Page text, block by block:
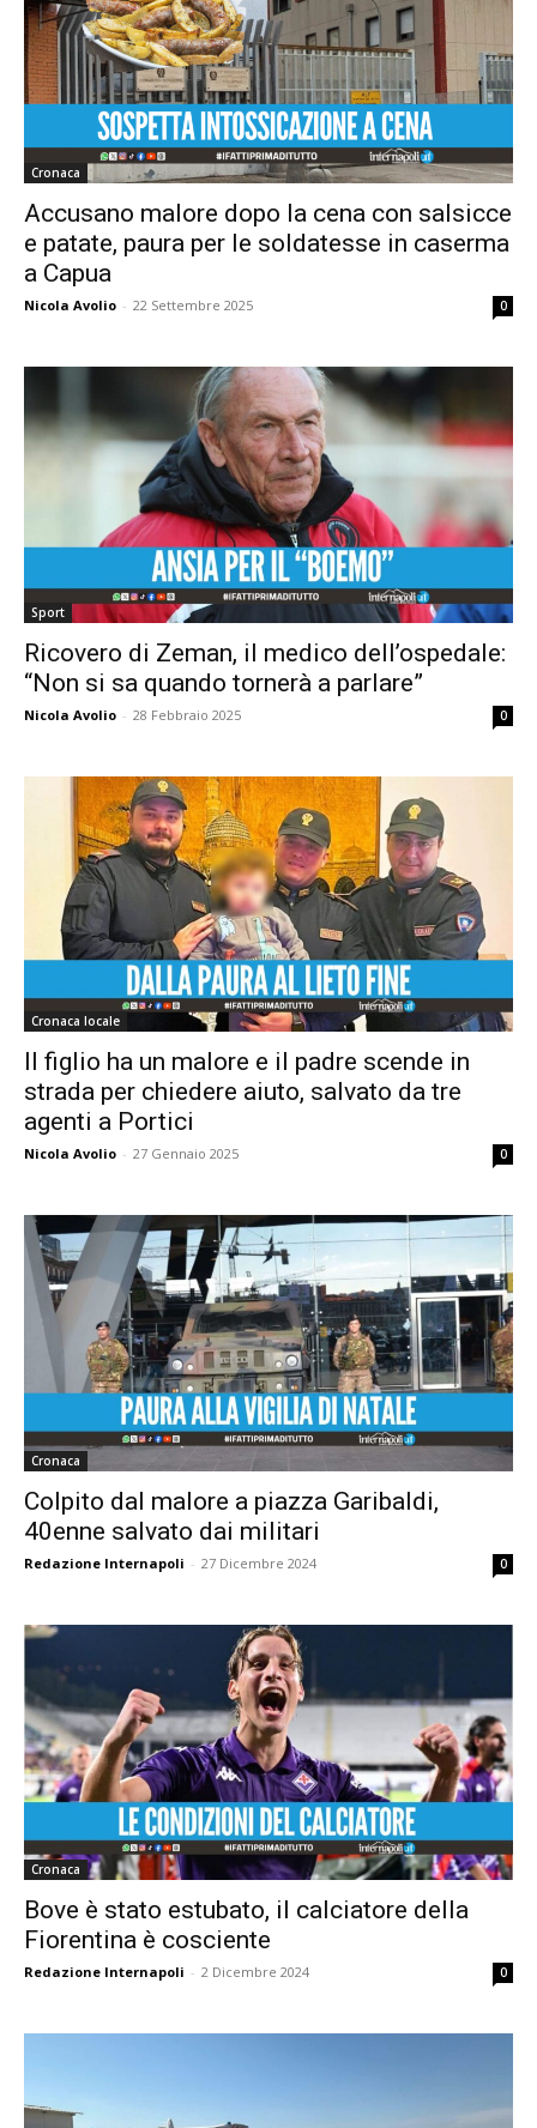
Cronaca
Accusano malore dopo la cena con salsicce
e patate, paura per le soldatesse in caserma
a Capua
Nicola Avolio - 22 Settembre 2025 0
Sport
Ricovero di Zeman, il medico dell’ospedale:
“Non si sa quando tornerà a parlare”
Nicola Avolio - 28 Febbraio 2025 0
Cronaca locale
Il figlio ha un malore e il padre scende in
strada per chiedere aiuto, salvato da tre
agenti a Portici
Nicola Avolio - 27 Gennaio 2025 0
Cronaca
Colpito dal malore a piazza Garibaldi,
40enne salvato dai militari
Redazione Internapoli - 27 Dicembre 2024 0
Cronaca
Bove è stato estubato, il calciatore della
Fiorentina è cosciente
Redazione Internapoli - 2 Dicembre 2024 0